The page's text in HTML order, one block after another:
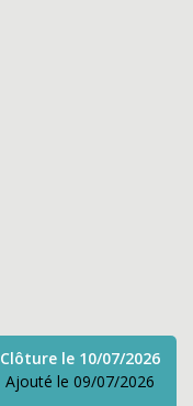
Clôture le 10/07/2026
Ajouté le 09/07/2026